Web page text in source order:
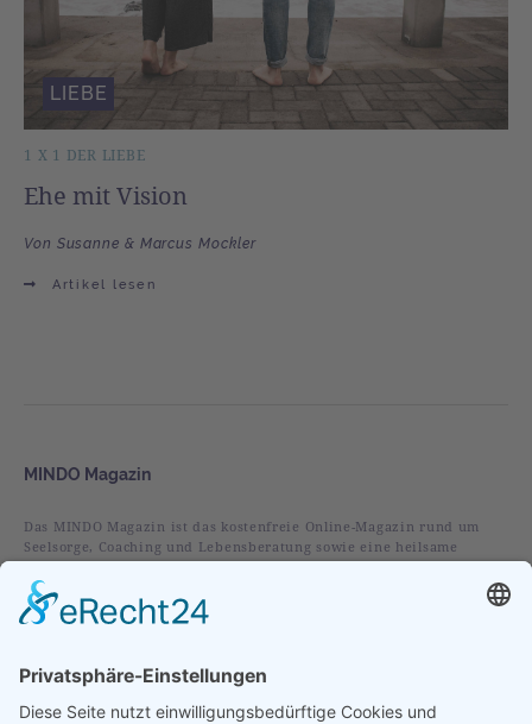
1 X 1 DER LIEBE
Ehe mit Vision
Von Susanne & Marcus Mockler
Artikel lesen
LIEBE
MINDO Magazin
Das MINDO Magazin ist das kostenfreie Online-Magazin rund um
Seelsorge, Coaching und Lebensberatung sowie eine heilsame
christliche Spiritualität.
Rubriken
Alles
Liebe